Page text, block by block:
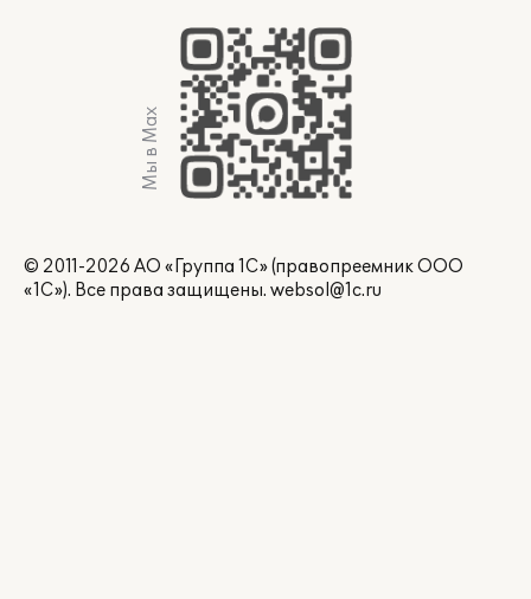
Мы в Max
© 2011-2026 АО «Группа 1С» (правопреемник ООО
«1С»). Все права защищены. websol@1c.ru